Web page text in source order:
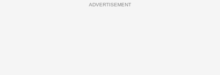
ADVERTISEMENT